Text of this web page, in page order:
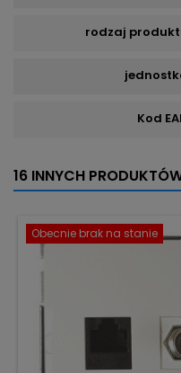
rodzaj
Kod
16 INNYCH
Obecnie brak na stanie